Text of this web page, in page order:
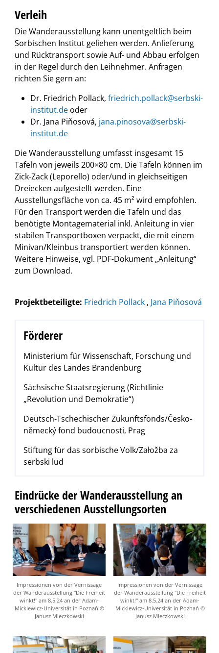
Verleih
Die Wanderausstellung kann unentgeltlich beim
Sorbischen Institut geliehen werden. Anlieferung
und Rücktransport sowie Auf- und Abbau erfolgen
in der Regel durch den Leihnehmer. Anfragen
richten Sie gern an:
‎Dr. Friedrich Pollack, friedrich.pollack@serbski-
institut.de oder
Dr. Jana Piňosová, jana.pinosova@serbski-
institut.de
Die Wanderausstellung umfasst insgesamt 15
Tafeln von jeweils 200×80 cm. Die Tafeln können im
Zick-Zack (Leporello) oder/und in gleichseitigen
Dreiecken aufgestellt werden. Eine
Ausstellungsfläche von ca. 45 m² wird empfohlen.
Für den Transport werden die Tafeln und das
benötigte Montagematerial inkl. Anleitung in vier
stabilen Transportboxen verpackt, die mit einem
Minivan/Kleinbus transportiert werden können.
Weitere Hinweise, vgl. PDF-Dokument „Anleitung“
zum Download.
Projektbeteiligte: Friedrich Pollack , Jana Piňosová
Förderer
Ministerium für Wissenschaft, Forschung und
Kultur des Landes Brandenburg
Sächsische Staatsregierung (Richtlinie
„Revolution und Demokratie“)
Deutsch-Tschechischer Zukunftsfonds/Česko-
německý fond budoucnosti, Prag
Stiftung für das sorbische Volk/Załožba za
serbski lud
Eindrücke der Wanderausstellung an
verschiedenen Ausstellungsorten
Impressionen von der Vernissage
der Wanderausstellung "Die Freiheit
winkt!" am 8.5.24 an der Adam-
Mickiewicz-Universität in Poznań ©
Janusz Mieczkowski
Impressionen von der Vernissage
der Wanderausstellung "Die Freiheit
winkt!" am 8.5.24 an der Adam-
Mickiewicz-Universität in Poznań ©
Janusz Mieczkowski